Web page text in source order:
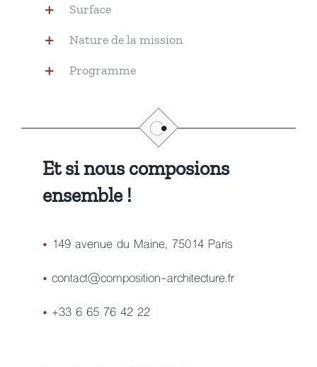
Surface
Nature de la mission
Programme
Et si nous composions
ensemble !
• 149 avenue du Maine, 75014 Paris
• contact@composition-architecture.fr
• +33 6 65 76 42 22